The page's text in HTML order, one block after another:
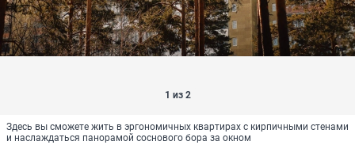
1 из 2
Здесь вы сможете жить в эргономичных квартирах с кирпичными стенами
и наслаждаться панорамой соснового бора за окном